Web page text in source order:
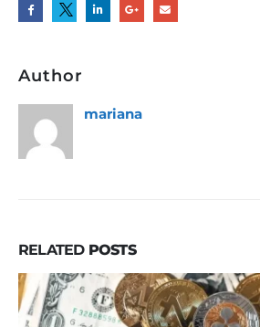
Author
mariana
RELATED POSTS